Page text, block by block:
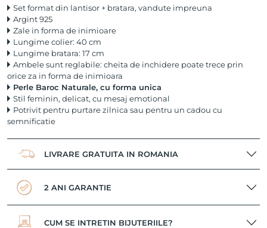
Set format din lantisor + bratara, vandute impreuna
Argint 925
Zale in forma de inimioare
Lungime colier: 40 cm
Lungime bratara: 17 cm
Ambele sunt reglabile: cheita de inchidere poate trece prin
orice za in forma de inimioara
Perle Baroc Naturale, cu forma unica
Stil feminin, delicat, cu mesaj emotional
Potrivit pentru purtare zilnica sau pentru un cadou cu
semnificatie
LIVRARE GRATUITA IN ROMANIA
2 ANI GARANTIE
CUM SE INTRETIN BIJUTERIILE?